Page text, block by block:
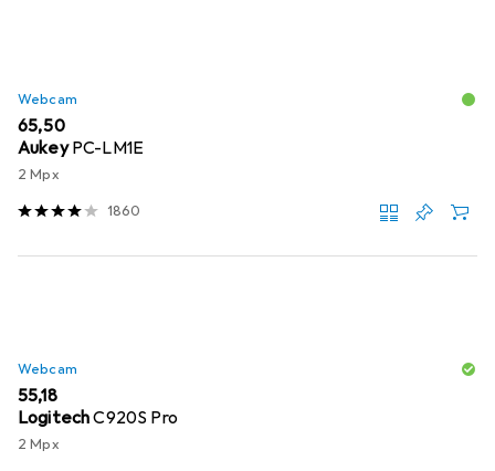
Webcam
EUR
65,50
Aukey PC-LM1E
2 Mpx
1860
Webcam
EUR
55,18
LogitechC920S Pro
2 Mpx